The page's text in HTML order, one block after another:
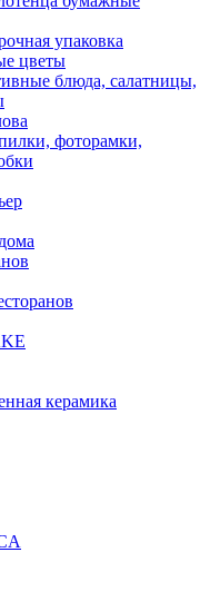
упаковка
цветы
блюда, салатницы,
фоторамки,
керамика